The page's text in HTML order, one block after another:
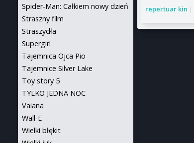
repertuar kin |
Spider-Man: Całkiem nowy dzień
Straszny film
Straszydła
Supergirl
Tajemnica Ojca Pio
Tajemnice Silver Lake
Toy story 5
TYLKO JEDNA NOC
Vaiana
Wall-E
Wielki błękit